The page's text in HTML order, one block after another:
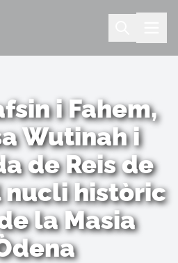
i Fahem,
Wutinah i
de Reis de
històric
la Masia